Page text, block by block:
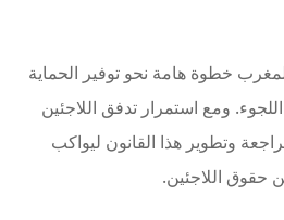
خطوة هامة نحو توفير الحماية
اللجوء. ومع استمرار تدفق اللاجئين
وتطوير هذا القانون ليواكب
حقوق اللاجئين.